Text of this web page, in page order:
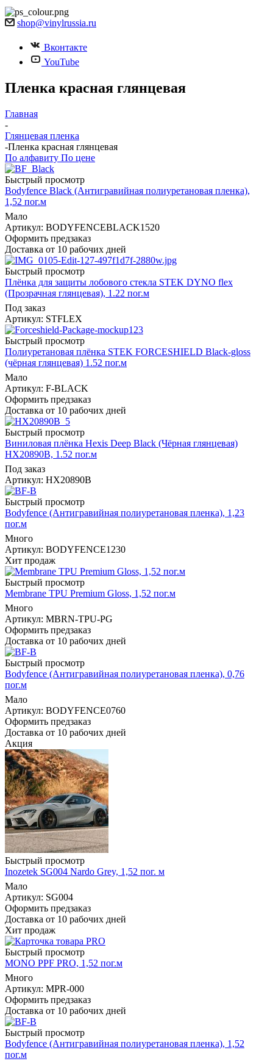
shop@vinylrussia.ru
Вконтакте
YouTube
Пленка красная глянцевая
Главная
-
Глянцевая пленка
-Пленка красная глянцевая
По алфавиту По цене
Быстрый просмотр
Bodyfence Black (Антигравийная полиуретановая пленка),
1,52 пог.м
Мало
Артикул: BODYFENCEBLACK1520
Оформить предзаказ
Доставка от 10 рабочих дней
Быстрый просмотр
Плёнка для защиты лобового стекла STEK DYNO flex
(Прозрачная глянцевая), 1.22 пог.м
Под заказ
Артикул: STFLEX
Быстрый просмотр
Полиуретановая плёнка STEK FORCESHIELD Black-gloss
(чёрная глянцевая) 1.52 пог.м
Мало
Артикул: F-BLACK
Оформить предзаказ
Доставка от 10 рабочих дней
Быстрый просмотр
Виниловая плёнка Hexis Deep Black (Чёрная глянцевая)
HX20890B, 1.52 пог.м
Под заказ
Артикул: HX20890B
Быстрый просмотр
Bodyfence (Антигравийная полиуретановая пленка), 1,23
пог.м
Много
Артикул: BODYFENCE1230
Хит продаж
Быстрый просмотр
Membrane TPU Premium Gloss, 1,52 пог.м
Много
Артикул: MBRN-TPU-PG
Оформить предзаказ
Доставка от 10 рабочих дней
Быстрый просмотр
Bodyfence (Антигравийная полиуретановая пленка), 0,76
пог.м
Мало
Артикул: BODYFENCE0760
Оформить предзаказ
Доставка от 10 рабочих дней
Акция
Быстрый просмотр
Inozetek SG004 Nardo Grey, 1,52 пог. м
Мало
Артикул: SG004
Оформить предзаказ
Доставка от 10 рабочих дней
Хит продаж
Быстрый просмотр
MONO PPF PRO, 1,52 пог.м
Много
Артикул: MPR-000
Оформить предзаказ
Доставка от 10 рабочих дней
Быстрый просмотр
Bodyfence (Антигравийная полиуретановая пленка), 1,52
пог.м